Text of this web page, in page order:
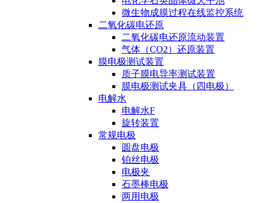
微生物成膜过程在线监控系统
二氧化碳电还原
二氧化碳电还原流动装置
气体（CO2）还原装置
膜电极测试装置
质子膜电导率测试装置
膜电极测试夹具（四电极）
电解水
电解水F
旋转装置
常规电极
圆盘电极
铂丝电极
电极夹
石墨棒电极
两用电极